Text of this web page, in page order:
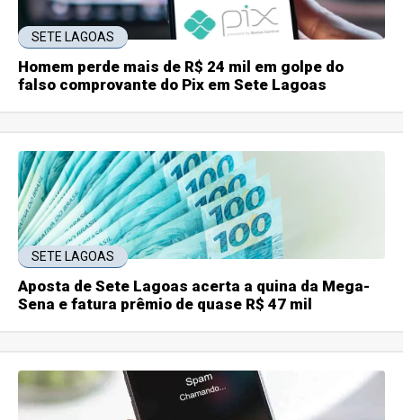
SETE LAGOAS
Homem perde mais de R$ 24 mil em golpe do
falso comprovante do Pix em Sete Lagoas
SETE LAGOAS
Aposta de Sete Lagoas acerta a quina da Mega-
Sena e fatura prêmio de quase R$ 47 mil